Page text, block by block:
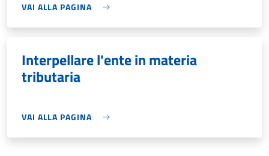
VAI ALLA PAGINA
Interpellare l'ente in materia
tributaria
VAI ALLA PAGINA